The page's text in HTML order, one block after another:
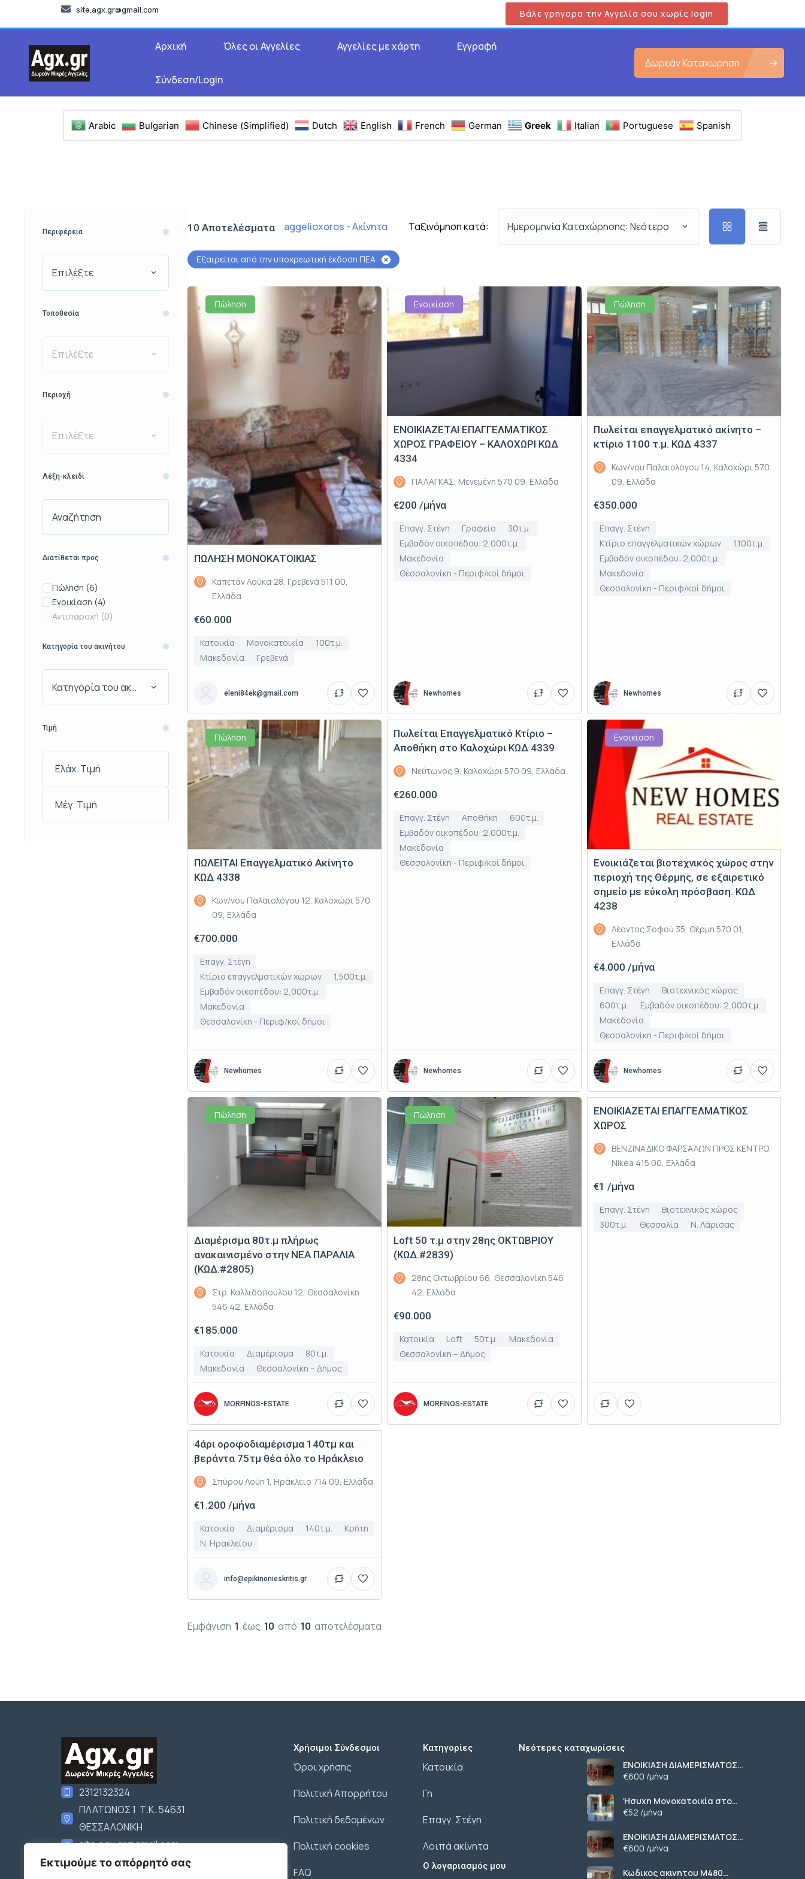
Εκτιμούμε το απόρρητό σας
site.agx.gr@gmail.com Βάλε γρήγορα την Αγγελία σου χωρίς login
Αρχική Όλες οι Αγγελίες Αγγελίες με χάρτη Εγγραφή
Σύνδεση/Login
Δωρεάν Καταχώρηση
Arabic Bulgarian Chinese (Simplified) Dutch English French German Greek Italian Portuguese Spanish
Περιφέρεια
Επιλέξτε
Τοποθεσία
Επιλέξτε
Περιοχή
Επιλέξτε
Λέξη-κλειδί
Διατίθεται προς
Πώληση (6)
Ενοικίαση (4)
Αντιπαροχή (0)
Κατηγορία του ακινήτου
Κατηγορία του ακινήτου
Τιμή
10 Αποτελέσματα aggelioxoros - Ακίνητα Ταξινόμηση κατά: Ημερομηνία Καταχώρησης: Νεότερο
Εξαιρείται από την υποχρεωτική έκδοση ΠΕΑ
Πώληση
ΠΩΛΗΣΗ ΜΟΝΟΚΑΤΟΙΚΙΑΣ
Καπετάν Λούκα 28, Γρεβενά 511 00,
Ελλάδα
€60.000
Κατοικία Μονοκατοικία
100τ.μ.
Μακεδονία
Γρεβενά
eleni84ek@gmail.com
Ενοικίαση
ΕΝΟΙΚΙΑΖΕΤΑΙ ΕΠΑΓΓΕΛΜΑΤΙΚΟΣ
ΧΩΡΟΣ ΓΡΑΦΕΙΟΥ – ΚΑΛΟΧΩΡΙ ΚΩΔ
4334
ΠΑΛΑΓΚΑΣ, Μενεμένη 570 09, Ελλάδα
€200 /μήνα
Επαγγ. Στέγη Γραφείο
30τ.μ.
Εμβαδόν οικοπέδου: 2,000τ.μ.
Μακεδονία
Θεσσαλονίκη - Περιφ/κοί δήμοι
Newhomes
Πώληση
Πωλείται επαγγελματικό ακίνητο –
κτίριο 1100 τ.μ. ΚΩΔ 4337
Κων/νου Παλαιολόγου 14, Καλοχώρι 570
09, Ελλάδα
€350.000
Επαγγ. Στέγη
Κτίριο επαγγελματικών χώρων
1,100τ.μ.
Εμβαδόν οικοπέδου: 2,000τ.μ.
Μακεδονία
Θεσσαλονίκη - Περιφ/κοί δήμοι
Newhomes
Πώληση
ΠΩΛΕΙΤΑΙ Επαγγελματικό Ακίνητο
ΚΩΔ 4338
Κων/νου Παλαιολόγου 12, Καλοχώρι 570
09, Ελλάδα
€700.000
Επαγγ. Στέγη
Κτίριο επαγγελματικών χώρων
1,500τ.μ.
Εμβαδόν οικοπέδου: 2,000τ.μ.
Μακεδονία
Θεσσαλονίκη - Περιφ/κοί δήμοι
Newhomes
Πώληση
Πωλείται Επαγγελματικό Κτίριο –
Αποθήκη στο Καλοχώρι ΚΩΔ 4339
Νεύτωνος 9, Καλοχώρι 570 09, Ελλάδα
€260.000
Επαγγ. Στέγη Αποθήκη
600τ.μ.
Εμβαδόν οικοπέδου: 2,000τ.μ.
Μακεδονία
Θεσσαλονίκη - Περιφ/κοί δήμοι
Newhomes
Ενοικίαση
Ενοικιάζεται βιοτεχνικός χώρος στην
περιοχή της Θέρμης, σε εξαιρετικό
σημείο με εύκολη πρόσβαση. ΚΩΔ
4238
Λέοντος Σοφού 35, Θέρμη 570 01,
Ελλάδα
€4.000 /μήνα
Επαγγ. Στέγη
Βιοτεχνικός χώρος
600τ.μ.
Εμβαδόν οικοπέδου: 2,000τ.μ.
Μακεδονία
Θεσσαλονίκη - Περιφ/κοί δήμοι
Newhomes
Πώληση
Διαμέρισμα 80τ.μ πλήρως
ανακαινισμένο στην ΝΕΑ ΠΑΡΑΛΙΑ
(ΚΩΔ.#2805)
Στρ. Καλλιδοπούλου 12, Θεσσαλονίκη
546 42, Ελλάδα
€185.000
Κατοικία Διαμέρισμα
80τ.μ.
Μακεδονία
Θεσσαλονίκη – Δήμος
MORFINOS-ESTATE
Πώληση
Loft 50 τ.μ στην 28ης ΟΚΤΩΒΡΙΟΥ
(ΚΩΔ.#2839)
28ης Οκτωβρίου 66, Θεσσαλονίκη 546
42, Ελλάδα
€90.000
Κατοικία Loft 50τ.μ.
Μακεδονία
Θεσσαλονίκη – Δήμος
MORFINOS-ESTATE
Ενοικίαση
ΕΝΟΙΚΙΑΖΕΤΑΙ ΕΠΑΓΓΕΛΜΑΤΙΚΟΣ
ΧΩΡΟΣ
ΒΕΝΖΙΝΑΔΙΚΟ ΦΑΡΣΑΛΩΝ ΠΡΟΣ ΚΕΝΤΡΟ,
Nikea 415 00, Ελλάδα
€1 /μήνα
Επαγγ. Στέγη
Βιοτεχνικός χώρος
300τ.μ.
Θεσσαλία Ν. Λάρισας
Ενοικίαση
4άρι οροφοδιαμέρισμα 140τμ και
βεράντα 75τμ θέα όλο το Ηράκλειο
Σπύρου Λούη 1, Ηράκλειο 714 09, Ελλάδα
€1.200 /μήνα
Κατοικία Διαμέρισμα 140τ.μ.
Κρήτη
Ν. Ηρακλείου
info@epikinonieskritis.gr
Εμφάνιση 1 έως 10 από 10 αποτελέσματα
2312132324
ΠΛΑΤΩΝΟΣ 1 Τ.Κ. 54631
ΘΕΣΣΑΛΟΝΙΚΗ
site.agx.gr@gmail.com
Ακολουθήστε μας
Χρήσιμοι Σύνδεσμοι
Όροι χρήσης
Πολιτική Απορρήτου
Πολιτική δεδομένων
Πολιτική cookies
FAQ
Κατηγορίες
Κατοικία
Γη
Επαγγ. Στέγη
Λοιπά ακίνητα
Ο λογαριασμός μου
Νεότερες καταχωρίσεις
ΕΝΟΙΚΙΑΣΗ ΔΙΑΜΕΡΙΣΜΑΤΟΣ
ΧΑΡΙΛΑΟΥ ΘΕΣΣΑΛΟΝΙΚΗ
€600 /μήνα
Ήσυχη Μονοκατοικία στο
Γυμνό Ευβοίας | Κοντά σε
Θάλασσα & Βουνό
€52 /μήνα
ΕΝΟΙΚΙΑΣΗ ΔΙΑΜΕΡΙΣΜΑΤΟΣ
ΧΑΡΙΛΑΟΥ ΘΕΣΣΑΛΟΝΙΚΗ
€600 /μήνα
Κωδικος ακινητου Μ480